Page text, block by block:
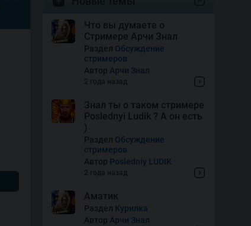
Что вы думаете о
Стримере Арчи Знал
Раздел Обсуждение
стримеров
Автор Арчи Знал
2 года назад
Знал ты о таком стримере
Poslednyi Ludik ? А он есть
)
Раздел Обсуждение
стримеров
Автор Posledniy LUDIK
2 года назад
Аматик
Раздел Курилка
Автор Арчи Знал